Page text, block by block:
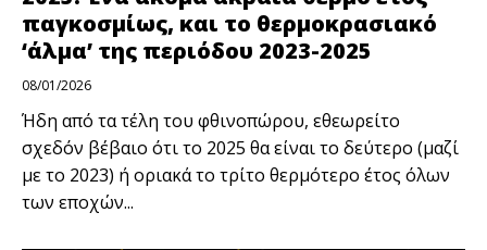
παγκοσμίως, και το θερμοκρασιακό
‘άλμα’ της περιόδου 2023-2025
08/01/2026
Ήδη από τα τέλη του φθινοπώρου, εθεωρείτο
σχεδόν βέβαιο ότι το 2025 θα είναι το δεύτερο (μαζί
με το 2023) ή οριακά το τρίτο θερμότερο έτος όλων
των εποχών...